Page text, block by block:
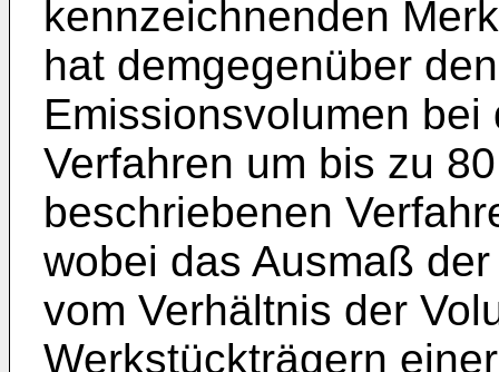
kennzeichnenden
hat demgegenüber
Emissionsvolumen
Verfahren um bis zu
beschriebenen
wobei das Ausmaß
vom Verhältnis der
Werkstückträgern